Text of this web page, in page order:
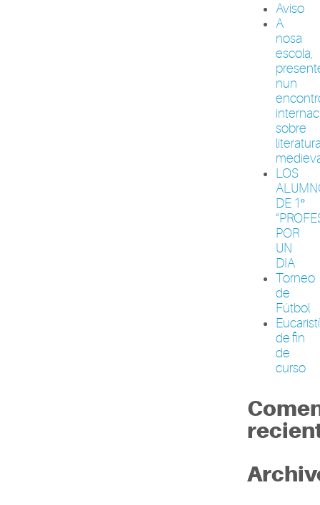
Aviso
A
nosa
escola,
nun
sobre
LOS
DE 1º
POR
UN
DIA
Torneo
de
Fútbol
de fin
de
curso